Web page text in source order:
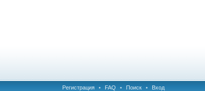
Регистрация • FAQ • Поиск • Вход